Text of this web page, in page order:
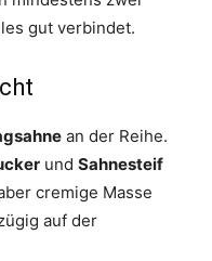
gut verbindet.
an der Reihe.
und Sahnesteif
cremige Masse
auf der